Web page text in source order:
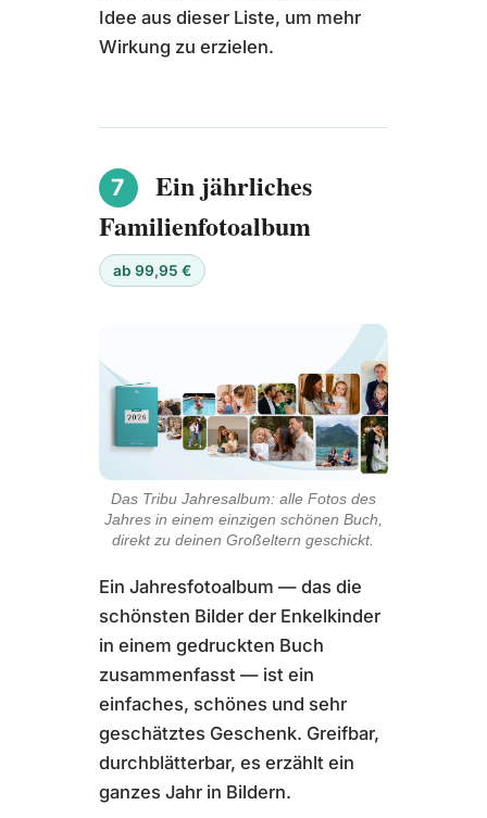
Idee aus dieser Liste, um mehr
Wirkung zu erzielen.
7
Ein jährliches
Familienfotoalbum
ab 99,95 €
Das Tribu Jahresalbum: alle Fotos des
Jahres in einem einzigen schönen Buch,
direkt zu deinen Großeltern geschickt.
Ein Jahresfotoalbum — das die
schönsten Bilder der Enkelkinder
in einem gedruckten Buch
zusammenfasst — ist ein
einfaches, schönes und sehr
geschätztes Geschenk. Greifbar,
durchblätterbar, es erzählt ein
ganzes Jahr in Bildern.